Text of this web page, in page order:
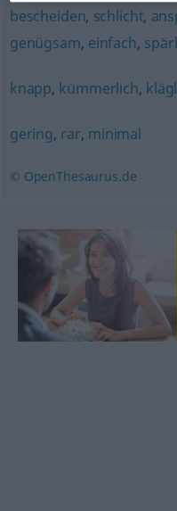
bescheiden, schlicht,
genügsam, einfach,
knapp, kümmerlich,
gering, rar, minimal
© OpenThesaurus.de